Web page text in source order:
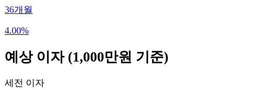
36개월
4.00%
예상 이자 (1,000만원 기준)
세전 이자